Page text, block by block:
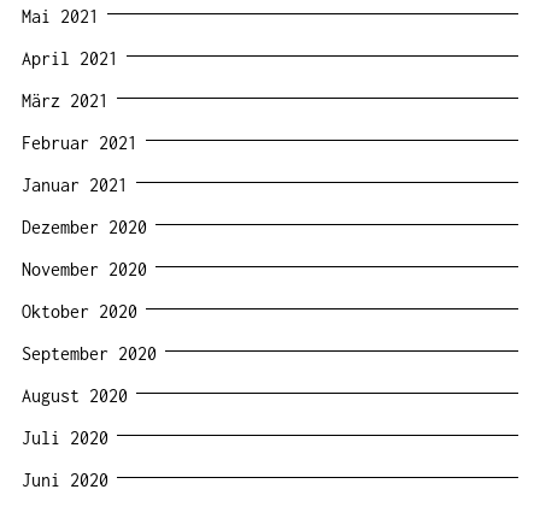
Mai 2021
April 2021
März 2021
Februar 2021
Januar 2021
Dezember 2020
November 2020
Oktober 2020
September 2020
August 2020
Juli 2020
Juni 2020